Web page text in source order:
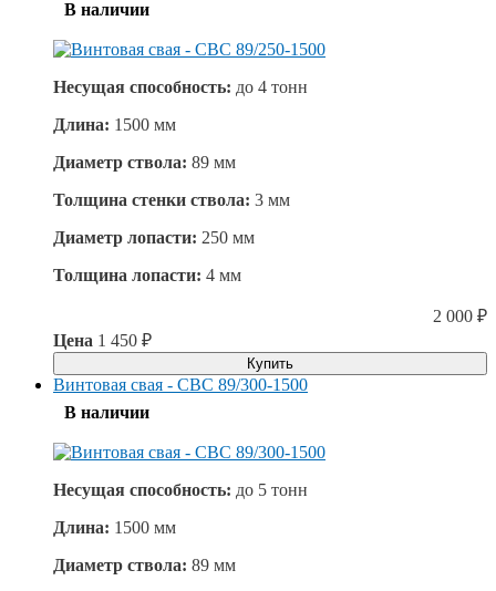
В наличии
Несущая способность: до 4 тонн
Длина: 1500 мм
Диаметр ствола: 89 мм
Толщина стенки ствола: 3 мм
Диаметр лопасти: 250 мм
Толщина лопасти: 4 мм
2 000 ₽
Цена 1 450 ₽
Купить
Винтовая свая - СВС 89/300-1500
В наличии
Несущая способность: до 5 тонн
Длина: 1500 мм
Диаметр ствола: 89 мм